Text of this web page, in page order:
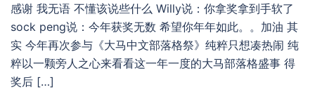
感谢 我无语 不懂该说些什么 Willy说：你拿奖拿到手软了
sock peng说：今年获奖无数 希望你年年如此。。加油 其
实 今年再次参与《大马中文部落格祭》纯粹只想凑热闹 纯
粹以一颗旁人之心来看看这一年一度的大马部落格盛事 得
奖后 […]